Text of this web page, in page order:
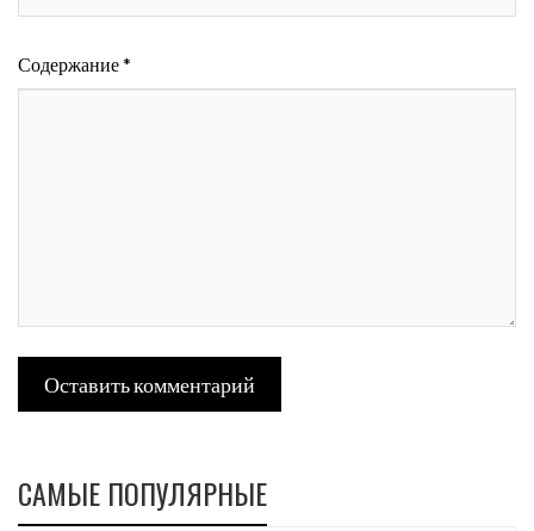
Содержание *
Оставить комментарий
САМЫЕ ПОПУЛЯРНЫЕ